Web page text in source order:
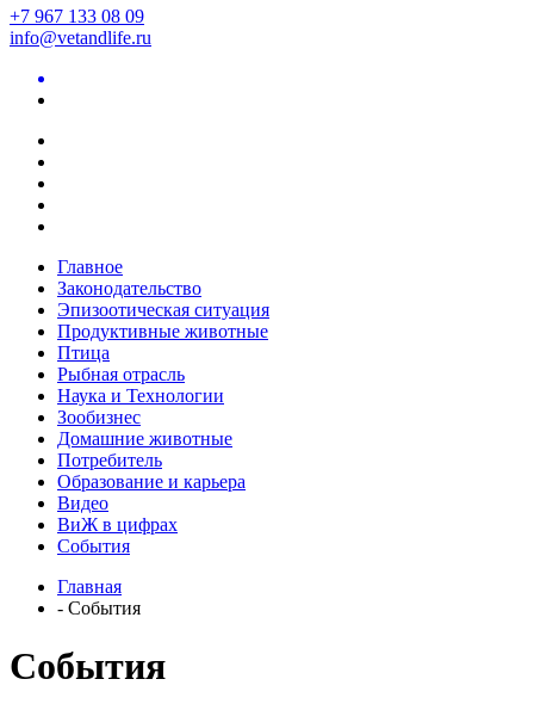
+7 967 133 08 09
info@vetandlife.ru
Главное
Законодательство
Эпизоотическая ситуация
Продуктивные животные
Птица
Рыбная отрасль
Наука и Технологии
Зообизнес
Домашние животные
Потребитель
Образование и карьера
Видео
ВиЖ в цифрах
События
Главная
- События
События